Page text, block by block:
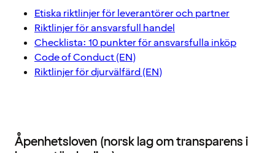
Etiska riktlinjer för leverantörer och partner
Riktlinjer för ansvarsfull handel
Checklista: 10 punkter för ansvarsfulla inköp
Code of Conduct (EN)
Riktlinjer för djurvälfärd (EN)
Åpenhetsloven (norsk lag om transparens i